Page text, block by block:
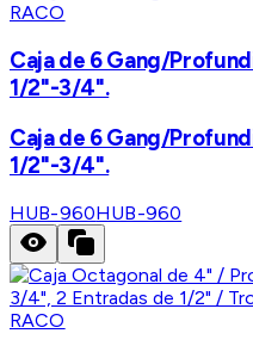
RACO
Caja de 6 Gang/
1/2"-3/4".
Caja de 6 Gang/
1/2"-3/4".
HUB-960HUB-960
RACO